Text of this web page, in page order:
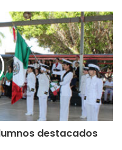
destacados